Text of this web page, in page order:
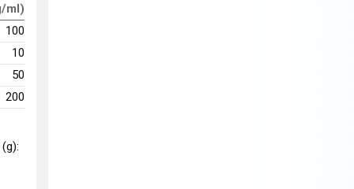
ml)
100
10
50
200